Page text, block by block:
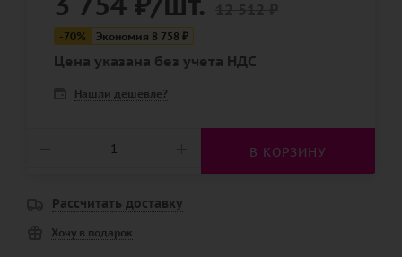
-70% Экономия 8 758 ₽
Цена указана без учета НДС
Нашли дешевле?
В КОРЗИНУ
Рассчитать доставку
Хочу в подарок